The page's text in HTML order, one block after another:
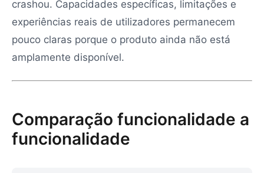
crashou. Capacidades específicas, limitações e
experiências reais de utilizadores permanecem
pouco claras porque o produto ainda não está
amplamente disponível.
Comparação funcionalidade a
funcionalidade